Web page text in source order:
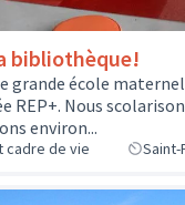
bibliothèque!
grande école
REP+. Nous
environ...
cadre de vie